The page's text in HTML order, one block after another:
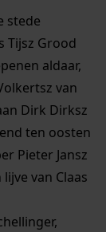
stede
Tijsz Grood
aldaar,
van
Dirk Dirksz
ten oosten
Pieter Jansz
van Claas